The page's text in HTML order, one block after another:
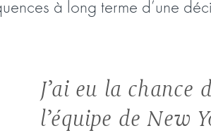
à long terme d’une
J’ai eu la chance
l’équipe de New